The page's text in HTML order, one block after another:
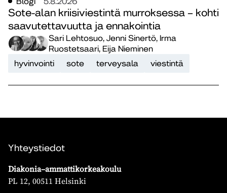
Sote-alan kriisiviestintä murroksessa – kohti
saavutettavuutta ja ennakointia
Sari Lehtosuo, Jenni Sinertö, Irma
Ruostetsaari, Eija Nieminen
hyvinvointi
sote terveysala viestintä
Yhteystiedot
Diakonia–ammattikorkeakoulu
PL 12, 00511 Helsinki